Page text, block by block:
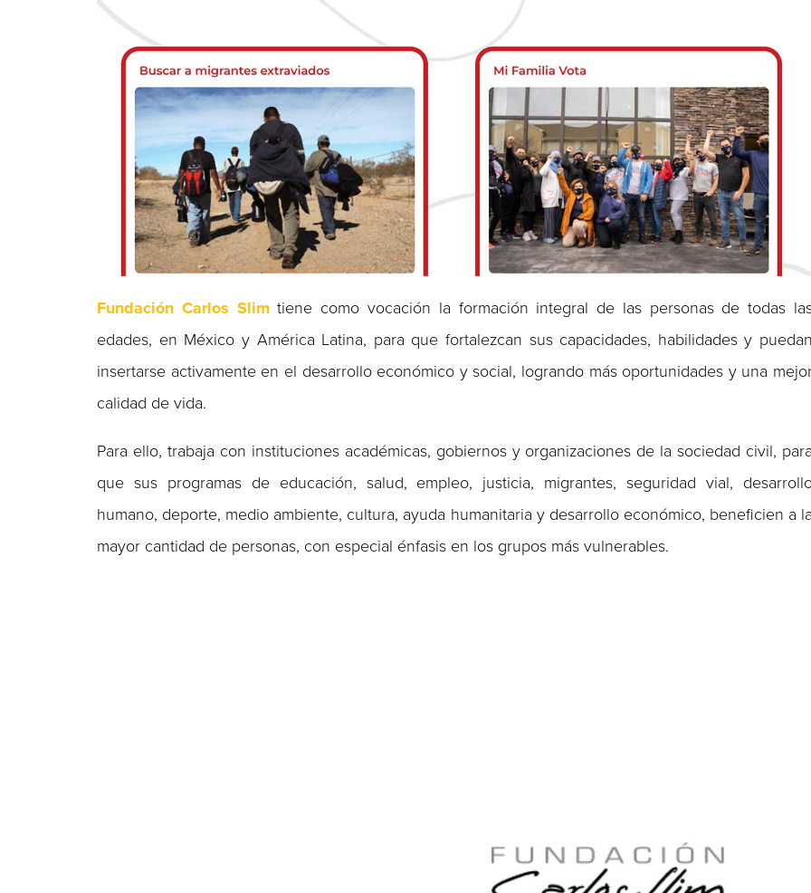
Fundación Carlos Slimtiene como vocación la formación integral de las personas de todas
edades, en México y América Latina, para que fortalezcan sus capacidades, habilidades y
insertarse activamente en el desarrollo económico y social, logrando más oportunidades y una
calidad de vida.
Para ello, trabaja con instituciones académicas, gobiernos y organizaciones de la sociedad civil,
que sus programas de educación, salud, empleo, justicia, migrantes, seguridad vial,
humano, deporte, medio ambiente, cultura, ayuda humanitaria y desarrollo económico, beneficien a
mayor cantidad de personas, con especial énfasis en los grupos más vulnerables.